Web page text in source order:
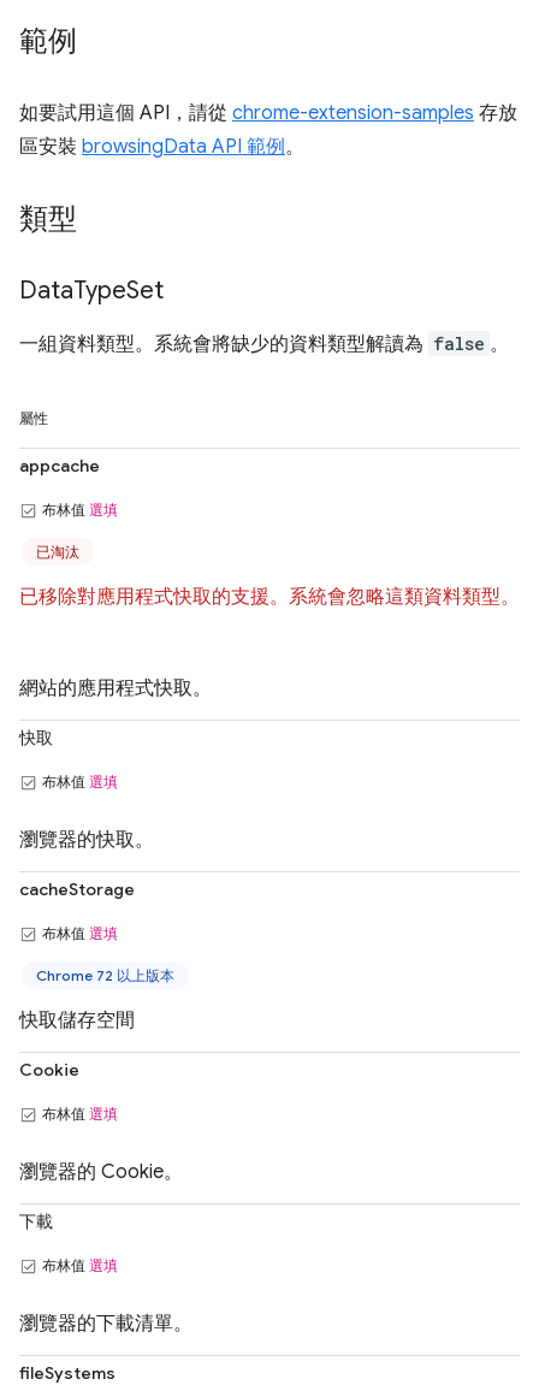
範例
如要試用這個 API，請從 chrome-extension-samples 存放
區安裝 browsingData API 範例。
類型
DataTypeSet
一組資料類型。系統會將缺少的資料類型解讀為 false 。
屬性
appcache
布林值 選填
已淘汰
已移除對應用程式快取的支援。系統會忽略這類資料類型。
網站的應用程式快取。
快取
布林值 選填
瀏覽器的快取。
cacheStorage
布林值 選填
Chrome 72 以上版本
快取儲存空間
Cookie
布林值 選填
瀏覽器的 Cookie。
下載
布林值 選填
瀏覽器的下載清單。
fileSystems